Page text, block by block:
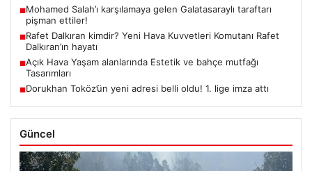
■Mohamed Salah’ı karşılamaya gelen Galatasaraylı taraftarı
pişman ettiler!
■Rafet Dalkıran kimdir? Yeni Hava Kuvvetleri Komutanı Rafet
Dalkıran’ın hayatı
■Açık Hava Yaşam alanlarında Estetik ve bahçe mutfağı
Tasarımları
■Dorukhan Toköz’ün yeni adresi belli oldu! 1. lige imza attı
Güncel